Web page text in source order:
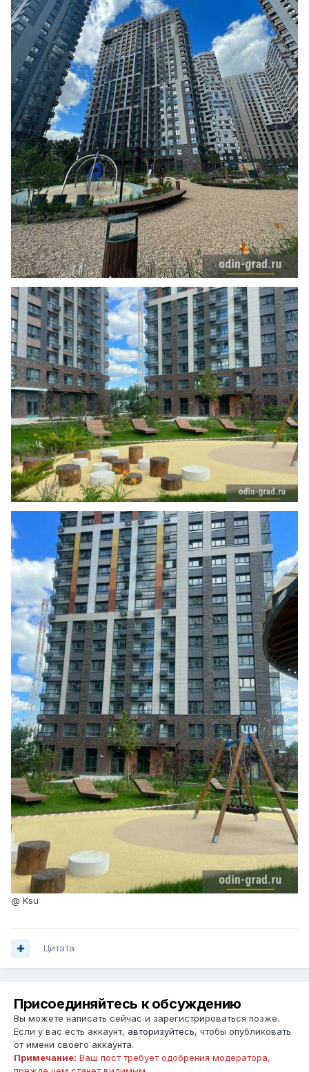
@ Ksu
Цитата
Присоединяйтесь к обсуждению
Вы можете написать сейчас и зарегистрироваться позже.
Если у вас есть аккаунт, авторизуйтесь, чтобы опубликовать
от имени своего аккаунта.
Примечание: Ваш пост требует одобрения модератора,